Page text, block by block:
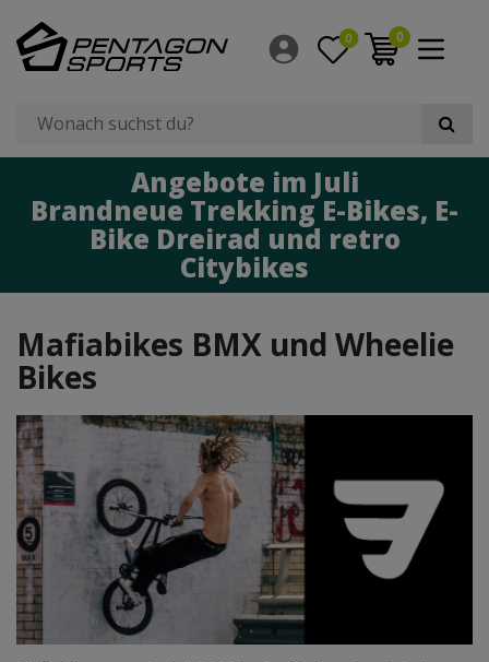
0 0
Angebote im Juli
Brandneue Trekking E-Bikes, E-
Bike Dreirad und retro
Citybikes
Filter
×
Mafiabikes BMX und Wheelie
Bikes